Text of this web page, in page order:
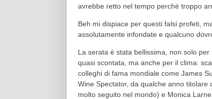
avrebbe retto nel tempo perché troppo
Beh mi dispiace per questi falsi profeti,
assolutamente infondate e qualcuno
La serata è stata bellissima, non solo per
quasi scontata, ma anche per il clima:
colleghi di fama mondiale come James
Wine Spectator, da qualche anno titolare
molto seguito nel mondo) e Monica